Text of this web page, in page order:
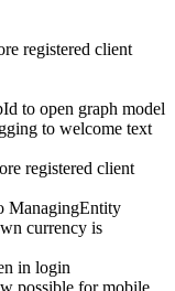
registered client
to open graph model
to welcome text
registered client
ManagingEntity
currency is
in login
possible for mobile